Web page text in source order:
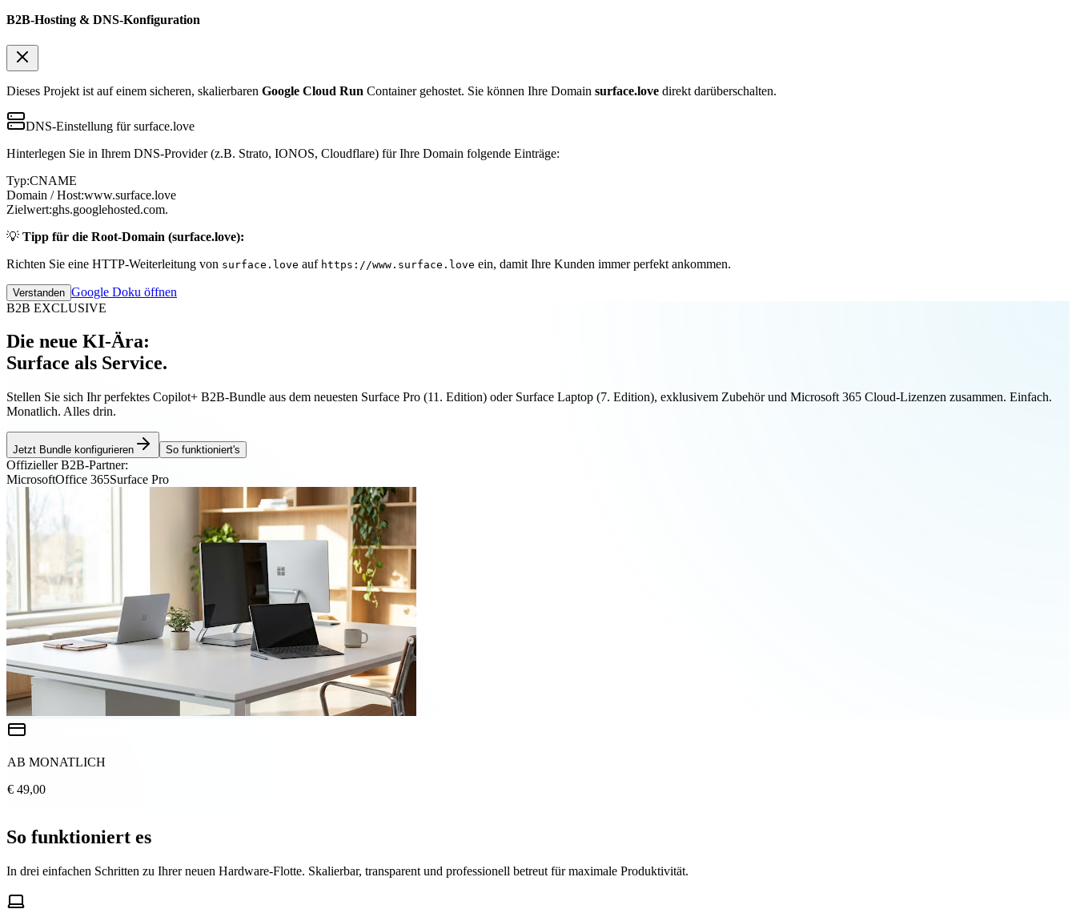
B2B-Hosting & DNS-Konfiguration
Dieses Projekt ist auf einem sicheren, skalierbaren Google Cloud Run Container gehostet. Sie können Ihre Domain surface.love direkt darüberschalten.
DNS-Einstellung für surface.love
Hinterlegen Sie in Ihrem DNS-Provider (z.B. Strato, IONOS, Cloudflare) für Ihre Domain folgende Einträge:
Typ:CNAME
Domain / Host:www.surface.love
Zielwert:ghs.googlehosted.com.
💡 Tipp für die Root-Domain (surface.love):
Richten Sie eine HTTP-Weiterleitung von surface.love auf https://www.surface.love ein, damit Ihre Kunden immer perfekt ankommen.
Verstanden Google Doku öffnen
B2B EXCLUSIVE
Die neue KI-Ära:
Surface als Service.
Stellen Sie sich Ihr perfektes Copilot+ B2B-Bundle aus dem neuesten Surface Pro (11. Edition) oder Surface Laptop (7. Edition), exklusivem Zubehör und Microsoft 365 Cloud-Lizenzen zusammen. Einfach.
Monatlich. Alles drin.
Jetzt Bundle konfigurieren So funktioniert's
Offizieller B2B-Partner:
MicrosoftOffice 365Surface Pro
AB MONATLICH
€ 49,00
So funktioniert es
In drei einfachen Schritten zu Ihrer neuen Hardware-Flotte. Skalierbar, transparent und professionell betreut für maximale Produktivität.